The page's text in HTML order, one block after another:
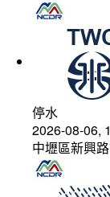
停水
2026-08-06,
中壢區新興